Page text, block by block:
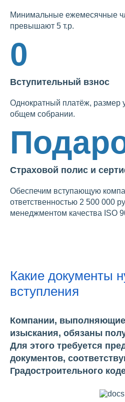
Минимальные ежемесячные
превышают 5 т.р.
0
Вступительный взнос
Однократный платёж, размер
общем собрании.
Страховой полис и
Обеспечим вступающую
ответственностью 2 500 000
менеджментом качества ISO
Какие документы
вступления
Компании,
изыскания, обязаны
Для этого требуется
документов,
Градостроительного